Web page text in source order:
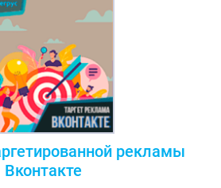
рекламы
Вконтакте